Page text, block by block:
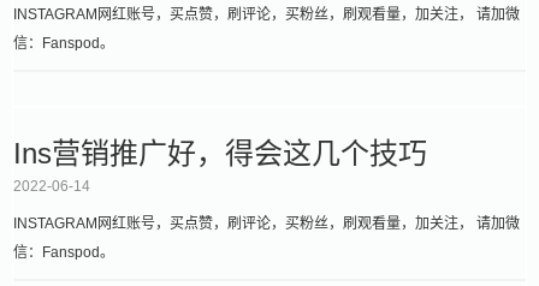
INSTAGRAM网红账号，买点赞，刷评论，买粉丝，刷观看量，加关注， 请加微
信：Fanspod。
Ins营销推广好，得会这几个技巧
2022-06-14
INSTAGRAM网红账号，买点赞，刷评论，买粉丝，刷观看量，加关注， 请加微
信：Fanspod。